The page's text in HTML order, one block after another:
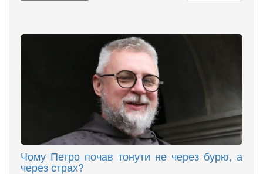
Чому Петро почав тонути не через бурю, а
через страх?